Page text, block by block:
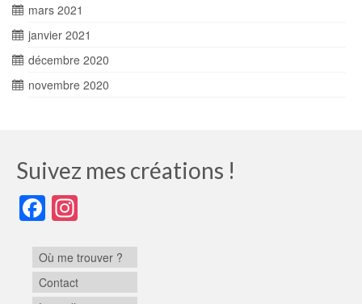
mars 2021
janvier 2021
décembre 2020
novembre 2020
Suivez mes créations !
Facebook
Où me trouver ?
Contact